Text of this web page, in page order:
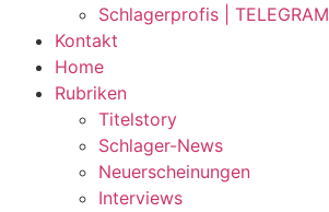
Schlagerprofis | TELEGRAM
Kontakt
Home
Rubriken
Titelstory
Schlager-News
Neuerscheinungen
Interviews